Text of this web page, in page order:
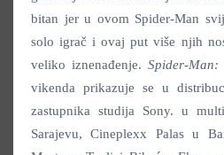
bitan jer u ovom Spider-Man
solo igrač i ovaj put više njih
veliko iznenađenje.Spider-
vikenda prikazuje se u
zastupnika studija Sony. u
Sarajevu, Cineplexx Palas u